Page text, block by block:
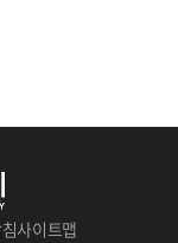
획득!
인 후 승인, 반려
에게 알림
사이트맵